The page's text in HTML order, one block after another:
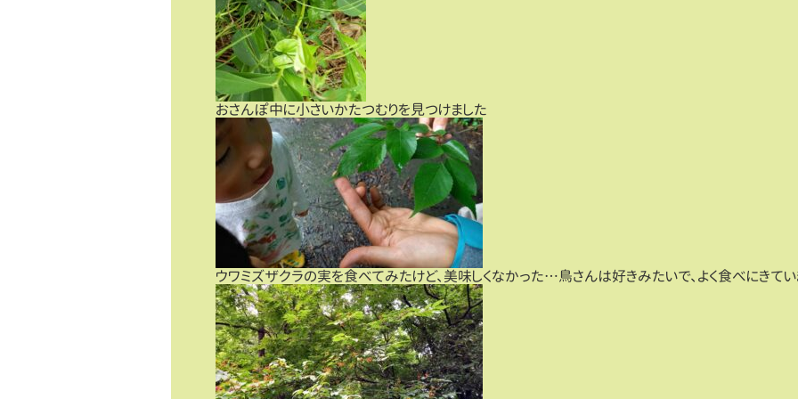
おさんぽ中に小さいかたつむりを見つけました
ウワミズザクラの実を食べてみたけど、美味しくなかった…鳥さんは好きみたいで、よく食べにきて